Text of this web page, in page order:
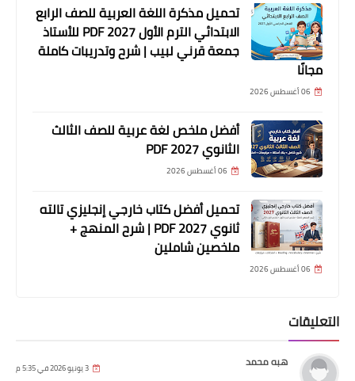
تحميل مذكرة اللغة العربية للصف الرابع
الابتدائي الترم الأول 2027 PDF للأستاذ
جمعة قرني لبيب | شرح وتدريبات كاملة
مجانًا
06 أغسطس 2026
أفضل ملخص لغة عربية للصف الثالث
الثانوي 2027 PDF
06 أغسطس 2026
تحميل أفضل كتاب خارجي إنجليزي تالته
ثانوي 2027 PDF | شرح المنهج +
ملخصين شاملين
06 أغسطس 2026
التعليقات
هبه محمد 3 يونيو 2026 في 5:35 م